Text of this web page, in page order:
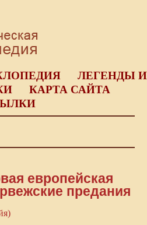
ЛЕГЕНДЫ И
КАРТА САЙТА
европейская
предания